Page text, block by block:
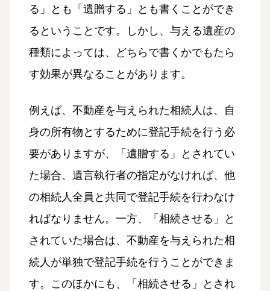
る」とも「遺贈する」とも書くことができ
るということです。しかし、与える遺産の
種類によっては、どちらで書くかでもたら
す効果が異なることがあります。
例えば、不動産を与えられた相続人は、自
身の所有物とするために登記手続を行う必
要がありますが、「遺贈する」とされてい
た場合、遺言執行者の指定がなければ、他
の相続人全員と共同で登記手続を行わなけ
ればなりません。一方、「相続させる」と
されていた場合は、不動産を与えられた相
続人が単独で登記手続を行うことができま
す。このほかにも、「相続させる」とされ